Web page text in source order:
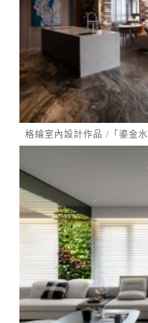
格綸室內設計作品 /「鎏金